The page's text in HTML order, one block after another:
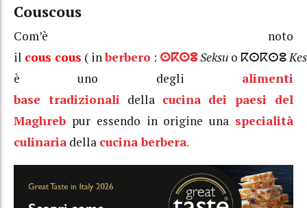
Couscous
Com’è noto
il cous cous ( inberbero : ⵙⴽⵙⵓSeksu o ⴽⵙⴽⵙⵓ
è uno degli alimenti
base tradizionalidella cucina dei paesi del
Maghreb pur essendo in origine una specialità
culinaria della cucina berbera.